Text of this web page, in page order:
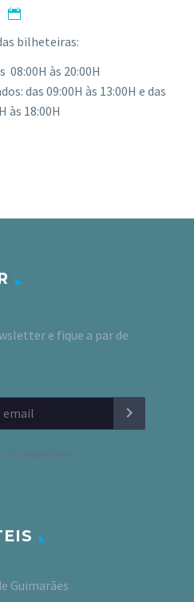


bilheteiras:
08:00H às 20:00H
das 09:00H às 13:00H e das
às 18:00H
e fique a par de
Guimarães